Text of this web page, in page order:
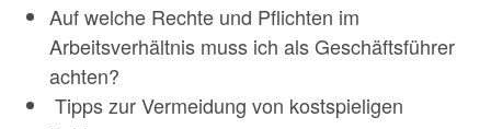
Auf welche Rechte und Pflichten im
Arbeitsverhältnis muss ich als Geschäftsführer
achten?
Tipps zur Vermeidung von kostspieligen